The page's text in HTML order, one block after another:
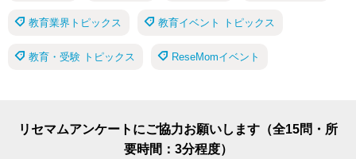
教育業界トピックス 教育イベント トピックス
教育・受験 トピックス ReseMomイベント
リセマムアンケートにご協力お願いします（全15問・所
要時間：3分程度）